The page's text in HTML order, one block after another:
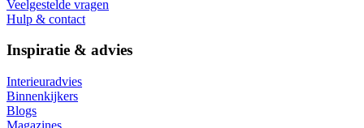
Veelgestelde vragen
Hulp & contact
Inspiratie & advies
Interieuradvies
Binnenkijkers
Blogs
Magazines